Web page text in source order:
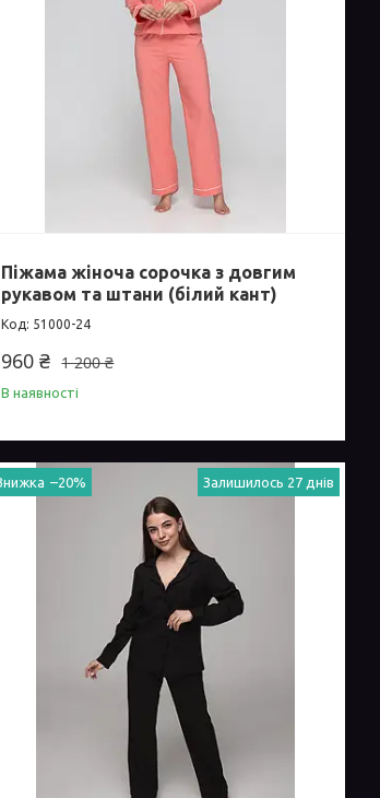
Піжама жіноча сорочка з довгим
рукавом та штани (білий кант)
51000-24
1 200 ₴
960 ₴
В наявності
–20% Залишилось 27 днів